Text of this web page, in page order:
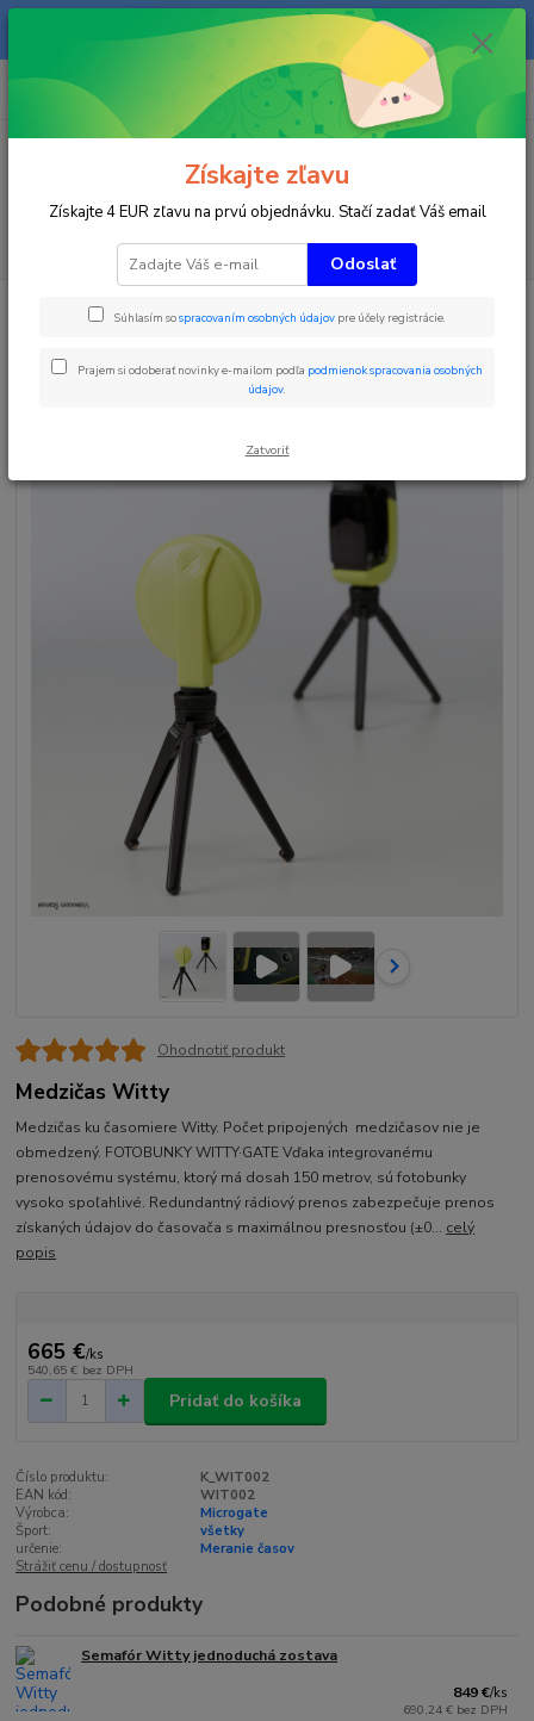
Na našom eshope sa priebežne pracuje a tovar sa priebežne dopĺňa. radi
Vás obslúžime i telefonicky na +421 911 906 066.
+421903906066
(Po-Pia, 9-16 hod.)
Časomiery
Medzičas Witty
Ohodnotiť produkt
Medzičas Witty
Medzičas ku časomiere Witty. Počet pripojených medzičasov nie je
obmedzený. FOTOBUNKY WITTY·GATE Vďaka integrovanému
prenosovému systému, ktorý má dosah 150 metrov, sú fotobunky
vysoko spoľahlivé. Redundantný rádiový prenos zabezpečuje prenos
získaných údajov do časovača s maximálnou presnosťou (±0... celý
popis
665 €/ks
540,65 € bez DPH
Pridať do košíka
Číslo produktu:
K_WIT002
EAN kód:
WIT002
Výrobca:
Microgate
Šport:
všetky
určenie:
Meranie časov
Strážiť cenu / dostupnosť
Podobné produkty
Semafór Witty jednoduchá zostava
849 €/ks
690,24 € bez DPH
Získajte zľavu
Získajte 4 EUR zľavu na prvú objednávku. Stačí zadať Váš email
Odoslať
Súhlasím sospracovaním osobných údajov pre účely registrácie.
Prajem si odoberať novinky e-mailom podľa podmienok spracovania osobných
údajov
Zatvoriť